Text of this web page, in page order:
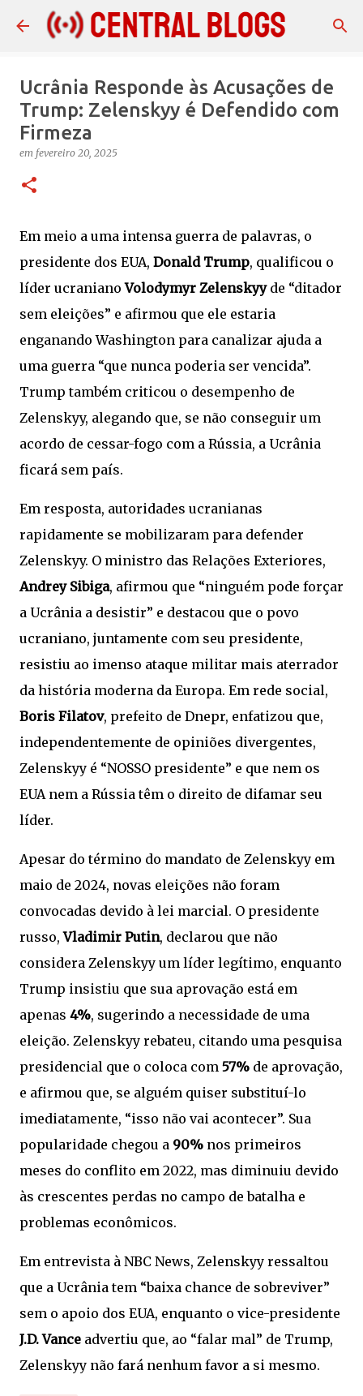
Pular para o conteúdo principal
Ucrânia Responde às Acusações de
Trump: Zelenskyy é Defendido com
Firmeza
em fevereiro 20, 2025
Em meio a uma intensa guerra de palavras, o
presidente dos EUA, Donald Trump, qualificou o
líder ucranianoVolodymyr Zelenskyyde “ditador
sem eleições” e afirmou que ele estaria
enganando Washington para canalizar ajuda a
uma guerra “que nunca poderia ser vencida”.
Trump também criticou o desempenho de
Zelenskyy, alegando que, se não conseguir um
acordo de cessar-fogo com a Rússia, a Ucrânia
ficará sem país.
Em resposta, autoridades ucranianas
rapidamente se mobilizaram para defender
Zelenskyy. O ministro das Relações Exteriores,
Andrey Sibiga, afirmou que “ninguém pode forçar
a Ucrânia a desistir” e destacou que o povo
ucraniano, juntamente com seu presidente,
resistiu ao imenso ataque militar mais aterrador
da história moderna da Europa. Em rede social,
Boris Filatov, prefeito de Dnepr, enfatizou que,
independentemente de opiniões divergentes,
Zelenskyy é “NOSSO presidente” e que nem os
EUA nem a Rússia têm o direito de difamar seu
líder.
Apesar do término do mandato de Zelenskyy em
maio de 2024, novas eleições não foram
convocadas devido à lei marcial. O presidente
russo,Vladimir Putin, declarou que não
considera Zelenskyy um líder legítimo, enquanto
Trump insistiu que sua aprovação está em
apenas 4%, sugerindo a necessidade de uma
eleição. Zelenskyy rebateu, citando uma pesquisa
presidencial que o coloca com 57% de aprovação,
e afirmou que, se alguém quiser substituí-lo
imediatamente, “isso não vai acontecer”. Sua
popularidade chegou a 90% nos primeiros
meses do conflito em 2022, mas diminuiu devido
às crescentes perdas no campo de batalha e
problemas econômicos.
Em entrevista à NBC News, Zelenskyy ressaltou
que a Ucrânia tem “baixa chance de sobreviver”
sem o apoio dos EUA, enquanto o vice-presidente
J.D. Vance advertiu que, ao “falar mal” de Trump,
Zelenskyy não fará nenhum favor a si mesmo.